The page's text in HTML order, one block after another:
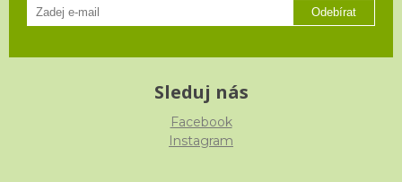
Odebírat
Sleduj nás
Facebook
Instagram